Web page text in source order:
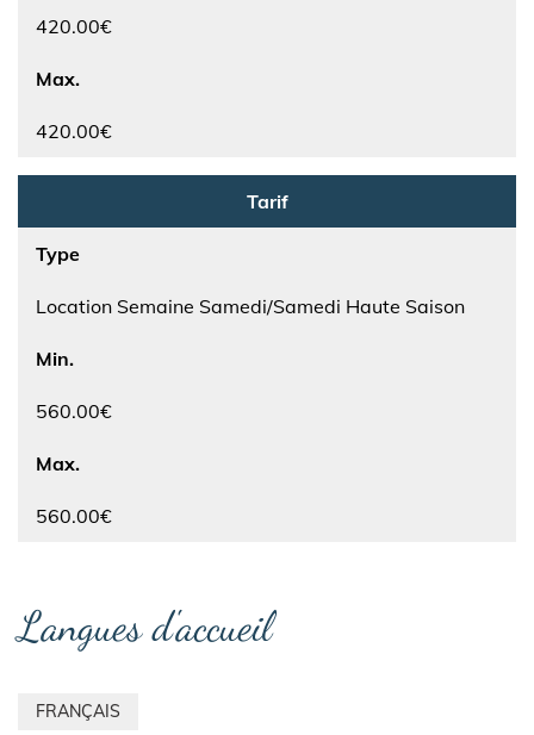
420.00€
Max.
420.00€
Tarif
Type
Location Semaine Samedi/Samedi Haute Saison
Min.
560.00€
Max.
560.00€
Langues d'accueil
FRANÇAIS